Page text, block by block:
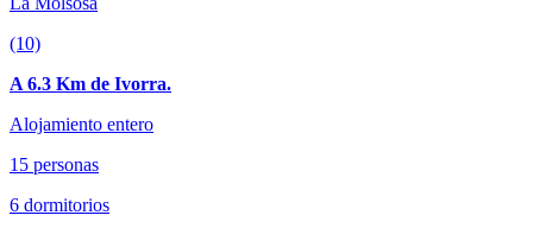
(10)
A 6.3 Km de Ivorra.
Alojamiento entero
15 personas
6 dormitorios